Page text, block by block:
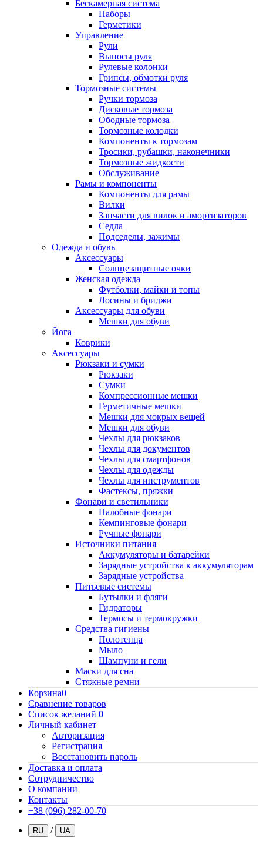
Бескамерная система
Наборы
Герметики
Управление
Рули
Выносы руля
Рулевые колонки
Грипсы, обмотки руля
Тормозные системы
Ручки тормоза
Дисковые тормоза
Ободные тормоза
Тормозные колодки
Компоненты к тормозам
Тросики, рубашки, наконечники
Тормозные жидкости
Обслуживание
Рамы и компоненты
Компоненты для рамы
Вилки
Запчасти для вилок и амортизаторов
Седла
Подседелы, зажимы
Одежда и обувь
Аксессуары
Солнцезащитные очки
Женская одежда
Футболки, майки и топы
Лосины и бриджи
Аксессуары для обуви
Мешки для обуви
Йога
Коврики
Аксессуары
Рюкзаки и сумки
Рюкзаки
Сумки
Компрессионные мешки
Герметичные мешки
Мешки для мокрых вещей
Мешки для обуви
Чехлы для рюкзаков
Чехлы для документов
Чехлы для смартфонов
Чехлы для одежды
Чехлы для инструментов
Фастексы, пряжки
Фонари и светильники
Налобные фонари
Кемпинговые фонари
Ручные фонари
Источники питания
Аккумуляторы и батарейки
Зарядные устройства к аккумуляторам
Зарядные устройства
Питьевые системы
Бутылки и фляги
Гидраторы
Термосы и термокружки
Средства гигиены
Полотенца
Мыло
Шампуни и гели
Маски для сна
Стяжные ремни
Корзина0
Сравнение товаров
Список желаний 0
Личный кабинет
Авторизация
Регистрация
Восстановить пароль
Доставка и оплата
Сотрудничество
О компании
Контакты
+38 (096) 282-00-70
RU / UA